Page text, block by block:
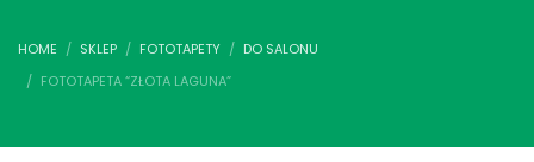
HOME SKLEP FOTOTAPETY
DO SALONU
FOTOTAPETA “ZŁOTA LAGUNA”